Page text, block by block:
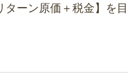
ターン原価＋税金】を